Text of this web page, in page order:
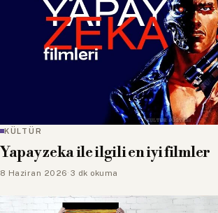
KÜLTÜR
Yapay zeka ile ilgili en iyi filmler
8 Haziran 2026· 3 dk okuma